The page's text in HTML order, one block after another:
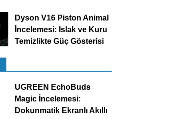
Dyson V16 Piston Animal
İncelemesi: Islak ve Kuru
Temizlikte Güç Gösterisi
UGREEN EchoBuds
Magic İncelemesi:
Dokunmatik Ekranlı Akıllı